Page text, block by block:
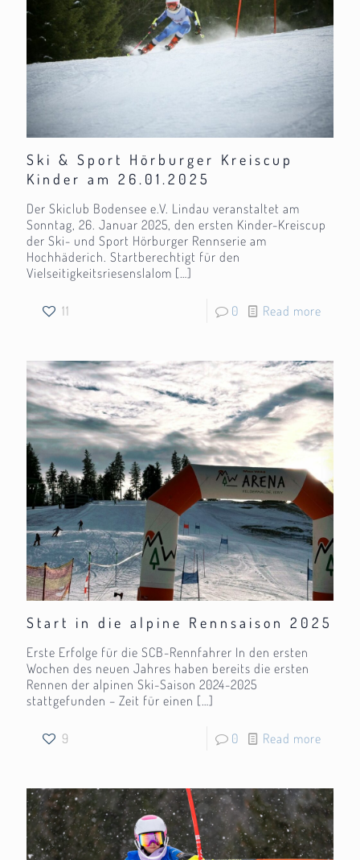
Ski & Sport Hörburger Kreiscup
Kinder am 26.01.2025
Der Skiclub Bodensee e.V. Lindau veranstaltet am
Sonntag, 26. Januar 2025, den ersten Kinder-Kreiscup
der Ski- und Sport Hörburger Rennserie am
Hochhäderich. Startberechtigt für den
Vielseitigkeitsriesenslalom […]
11 0 Read more
Start in die alpine Rennsaison 2025
Erste Erfolge für die SCB-Rennfahrer In den ersten
Wochen des neuen Jahres haben bereits die ersten
Rennen der alpinen Ski-Saison 2024-2025
stattgefunden – Zeit für einen […]
9 0 Read more